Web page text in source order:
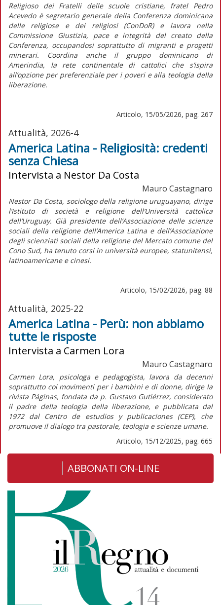
Religioso dei Fratelli delle scuole cristiane, fratel Pedro
Acevedo è segretario generale della Conferenza dominicana
delle religiose e dei religiosi (ConDoR) e lavora nella
Commissione Giustizia, pace e integrità del creato della
Conferenza, occupandosi soprattutto di migranti e progetti
minerari. Coordina anche il gruppo dominicano di
Amerindia, la rete continentale di cattolici che s’ispira
all’opzione per preferenziale per i poveri e alla teologia della
liberazione.
Articolo, 15/05/2026, pag. 267
Attualità, 2026-4
America Latina - Religiosità: credenti
senza Chiesa
Intervista a Nestor Da Costa
Mauro Castagnaro
Nestor Da Costa, sociologo della religione uruguayano, dirige
l’Istituto di società e religione dell’Università cattolica
dell’Uruguay. Già presidente dell’Associazione delle scienze
sociali della religione dell’America Latina e dell’Associazione
degli scienziati sociali della religione del Mercato comune del
Cono Sud, ha tenuto corsi in università europee, statunitensi,
latinoamericane e cinesi.
Articolo, 15/02/2026, pag. 88
Attualità, 2025-22
America Latina - Perù: non abbiamo
tutte le risposte
Intervista a Carmen Lora
Mauro Castagnaro
Carmen Lora, psicologa e pedagogista, lavora da decenni
soprattutto coi movimenti per i bambini e di donne, dirige la
rivista Páginas, fondata da p. Gustavo Gutiérrez, considerato
il padre della teologia della liberazione, e pubblicata dal
1972 dal Centro de estudios y publicaciones (CEP), che
promuove il dialogo tra pastorale, teologia e scienze umane.
Articolo, 15/12/2025, pag. 665
ABBONATI ON-LINE